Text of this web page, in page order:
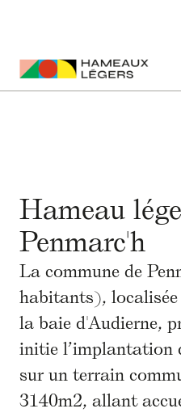
Hameau
Penmarc'h
La commune de
habitants),
la baie d'Audierne,
initie l’implantation
sur un terrain
3140m2, allant